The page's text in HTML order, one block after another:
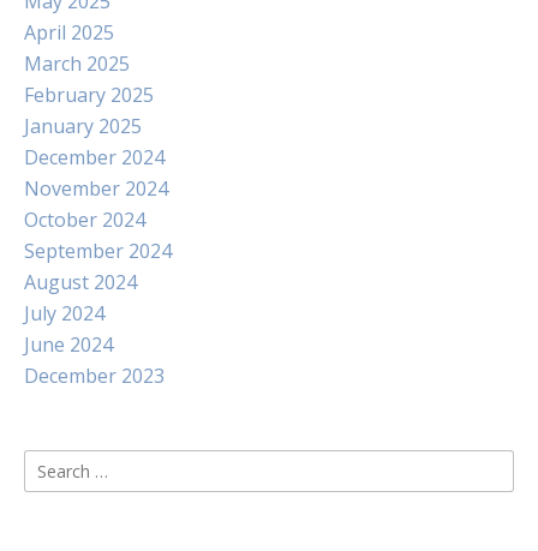
April 2025
March 2025
February 2025
January 2025
December 2024
November 2024
October 2024
September 2024
August 2024
July 2024
June 2024
December 2023
Search
for: